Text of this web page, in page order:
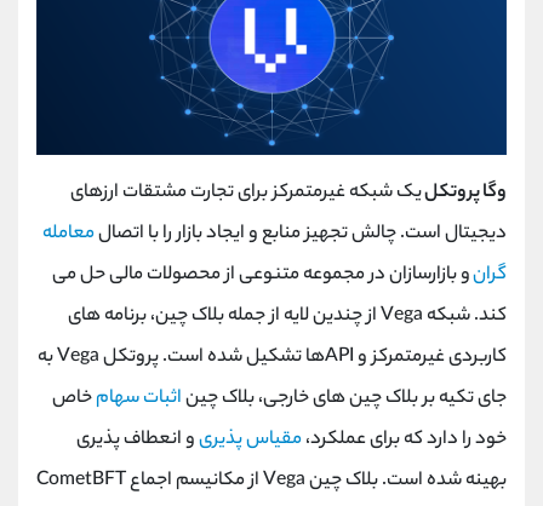
وگا پروتکلیک شبکه غیرمتمرکز برای تجارت مشتقات ارزهای
دیجیتال است. چالش تجهیز منابع و ایجاد بازار را با اتصالمعامله
گرانو بازارسازان در مجموعه متنوعی از محصولات مالی حل می
کند. شبکه Vega از چندین لایه از جمله بلاک چین، برنامه های
کاربردی غیرمتمرکز و APIها تشکیل شده است. پروتکل Vega به
جای تکیه بر بلاک چین های خارجی، بلاک چیناثبات سهامخاص
خود را دارد که برای عملکرد،مقیاس پذیریو انعطاف پذیری
بهینه شده است. بلاک چین Vega از مکانیسم اجماع CometBFT